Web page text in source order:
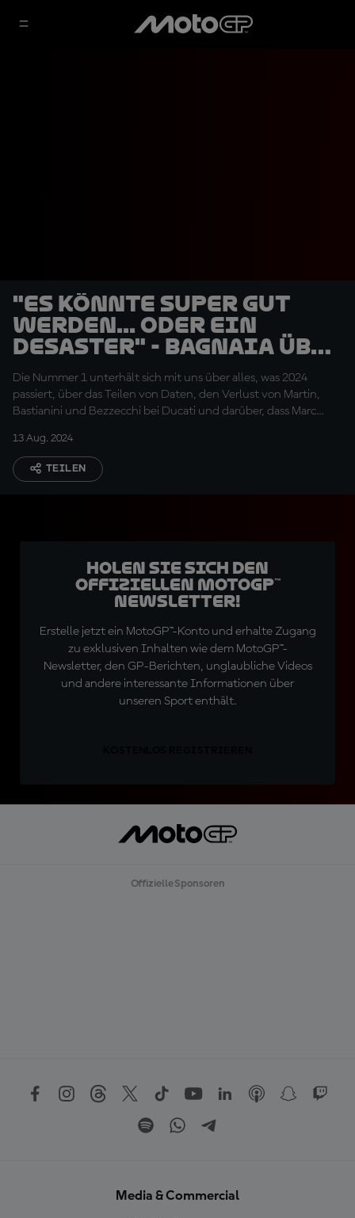
"Es könnte super gut
werden... oder ein
Desaster" - Bagnaia über
Marquez' Wechsel 2025
Die Nummer 1 unterhält sich mit uns über alles, was 2024
passiert, über das Teilen von Daten, den Verlust von Martin,
Bastianini und Bezzecchi bei Ducati und darüber, dass Marc
13 Aug. 2024
TEILEN
Holen Sie sich den
offiziellen MotoGP™
Newsletter!
Erstelle jetzt ein MotoGP™-Konto und erhalte Zugang
zu exklusiven Inhalten wie dem MotoGP™-
Newsletter, den GP-Berichten, unglaubliche Videos
und andere interessante Informationen über
unseren Sport enthält.
Offizielle Sponsoren
Media & Commercial